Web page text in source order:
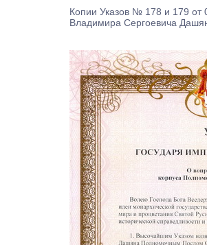
Копии Указов № 178 и 179 от
Владимира Сергоевича